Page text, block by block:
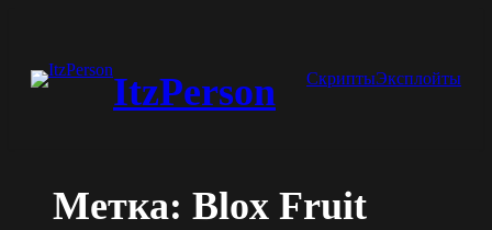
содержимомуItzPerson СкриптыЭксплойты
Метка: Blox Fruit